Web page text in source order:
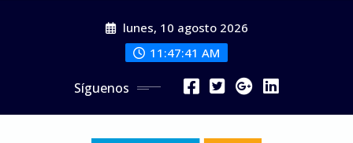
lunes, 10 agosto 2026
11:47:42 AM
Síguenos